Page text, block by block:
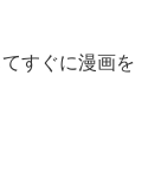
すぐに漫画を